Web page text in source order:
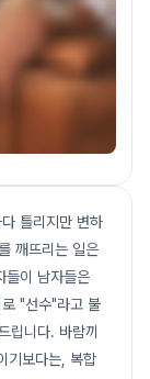
틀리지만 변하
깨뜨리는 일은
들이 남자들은
"선수"라고 불
립니다. 바람끼
기보다는, 복합